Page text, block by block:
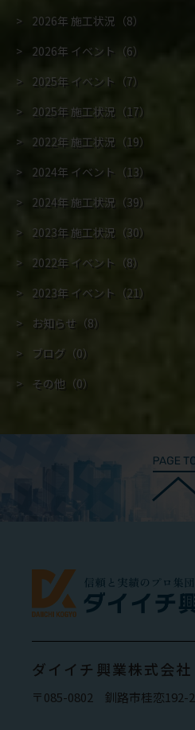
2026年 施工状況 （8）
2026年 イベント （6）
2025年 イベント （7）
2025年 施工状況 （17）
2022年 施工状況 （19）
2024年 イベント （13）
2024年 施工状況 （39）
2023年 施工状況 （30）
2022年 イベント （8）
2023年 イベント （21）
お知らせ （8）
ブログ （0）
その他 （0）
ダイイチ興業株式会社
〒085-0802 釧路市桂恋192-2